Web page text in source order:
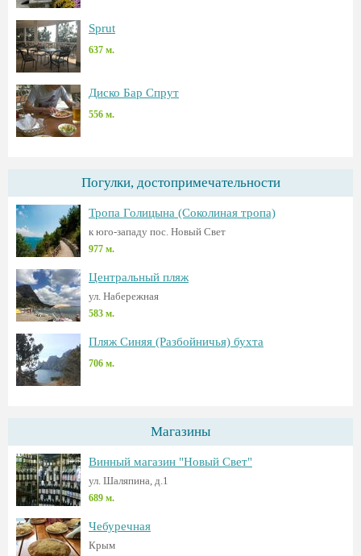
Sprut
637 м.
Диско Бар Спрут
556 м.
Погулки, достопримечательности
Тропа Голицына (Соколиная тропа)
к юго-западу пос. Новый Свет
977 м.
Центральный пляж
ул. Набережная
583 м.
Пляж Синяя (Разбойничья) бухта
706 м.
Магазины
Винный магазин "Новый Свет"
ул. Шаляпина, д.1
689 м.
Чебуречная
Крым